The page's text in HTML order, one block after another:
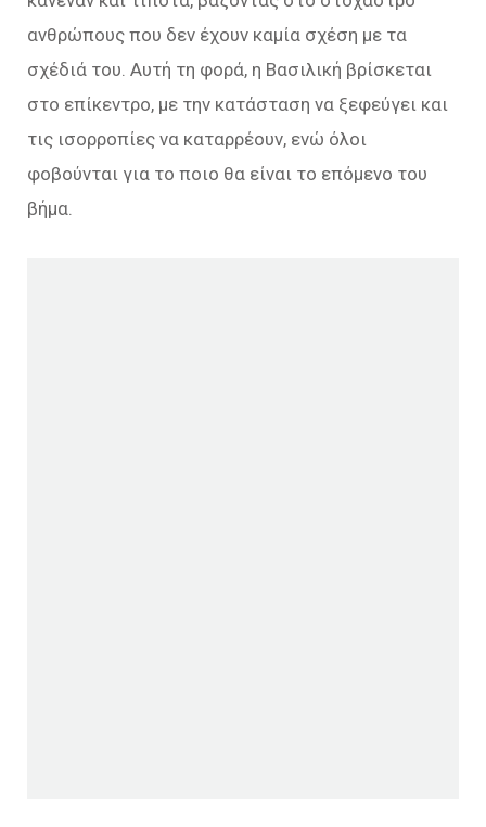
ανθρώπους που δεν έχουν καμία σχέση με τα
σχέδιά του. Αυτή τη φορά, η Βασιλική βρίσκεται
στο επίκεντρο, με την κατάσταση να ξεφεύγει και
τις ισορροπίες να καταρρέουν, ενώ όλοι
φοβούνται για το ποιο θα είναι το επόμενο του
βήμα.